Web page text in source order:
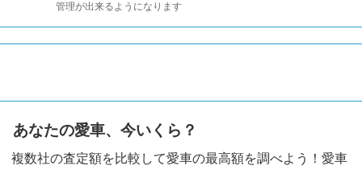
管理が出来るようになります
あなたの愛車、今いくら？
複数社の査定額を比較して愛車の最高額を調べよう！愛車